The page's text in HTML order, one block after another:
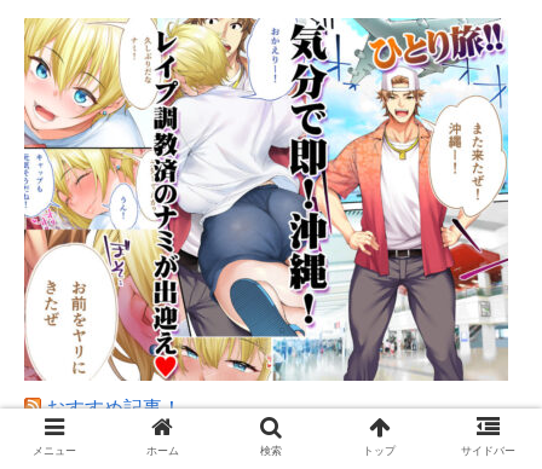
おすすめ記事！
【疑問】バーガーキングとかいうなぜか過大評価
メニュー ホーム 検索 トップ サイドバー